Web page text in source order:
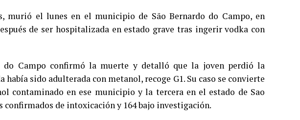
murió el lunes en el municipio de São Bernardo do Campo, en
de ser hospitalizada en estado grave tras ingerir vodka con
do Campo confirmó la muerte y detalló que la joven perdió la
sido adulterada con metanol, recoge G1. Su caso se convierte
contaminado en ese municipio y la tercera en el estado de Sao
confirmados de intoxicación y 164 bajo investigación.